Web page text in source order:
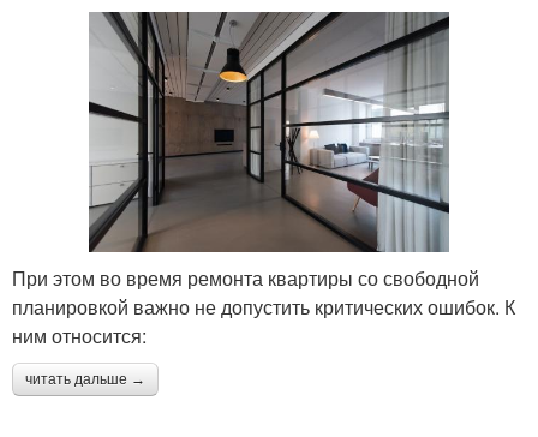
При этом во время ремонта квартиры со свободной
планировкой важно не допустить критических ошибок. К
ним относится:
читать дальше →